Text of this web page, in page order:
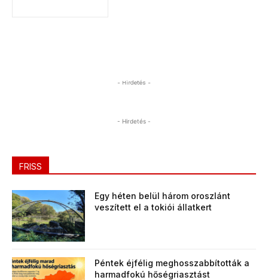
- Hirdetés -
- Hirdetés -
FRISS
Egy héten belül három oroszlánt
veszített el a tokiói állatkert
Péntek éjfélig meghosszabbították a
harmadfokú hőségriasztást